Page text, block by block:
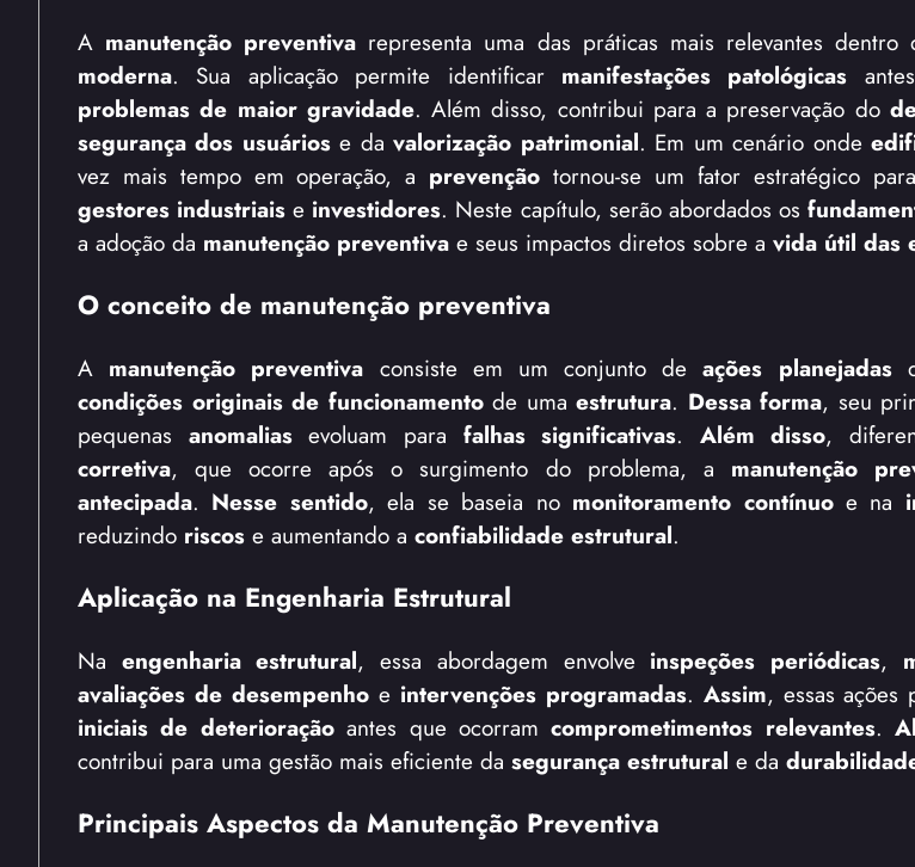
A manutenção preventiva representa uma das práticas mais relevantes
moderna. Sua aplicação permite identificar manifestações patológicas
problemas de maior gravidade. Além disso, contribui para a preservação do
segurança dos usuáriose davalorização patrimonial. Em um cenário onde
vez mais tempo em operação, a prevenção tornou-se um fator estratégico para
gestores industriais e investidores. Neste capítulo, serão abordados os
a adoção da manutenção preventiva e seus impactos diretos sobre a vida útil das
O conceito de manutenção preventiva
A manutenção preventiva consiste em um conjunto deações planejadas
condições originais de funcionamentode umaestrutura. Dessa forma, seu
pequenas anomaliasevoluam para falhas significativas. Além disso,
corretiva, que ocorre após o surgimento do problema, a manutenção
antecipada. Nesse sentido, ela se baseia no monitoramento contínuoe na
reduzindo riscos e aumentando a confiabilidade estrutural.
Aplicação na Engenharia Estrutural
Na engenharia estrutural, essa abordagem envolve inspeções periódicas,
avaliações de desempenhoe intervenções programadas. Assim, essas ações
iniciais de deterioraçãoantes que ocorramcomprometimentos relevantes.
contribui para uma gestão mais eficiente da segurança estrutural e da
Principais Aspectos da Manutenção Preventiva